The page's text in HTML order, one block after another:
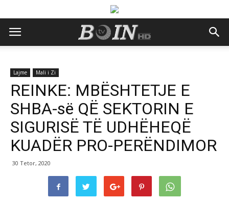
Lajme Mali i Zi
REINKE: MBËSHTETJE E
SHBA-së QË SEKTORIN E
SIGURISË TË UDHËHEQË
KUADËR PRO-PERËNDIMOR
30 Tetor, 2020